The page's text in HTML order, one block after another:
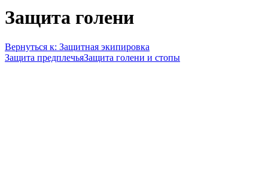
Защита голени
Вернуться к: Защитная экипировка
Защита предплечьяЗащита голени и стопы